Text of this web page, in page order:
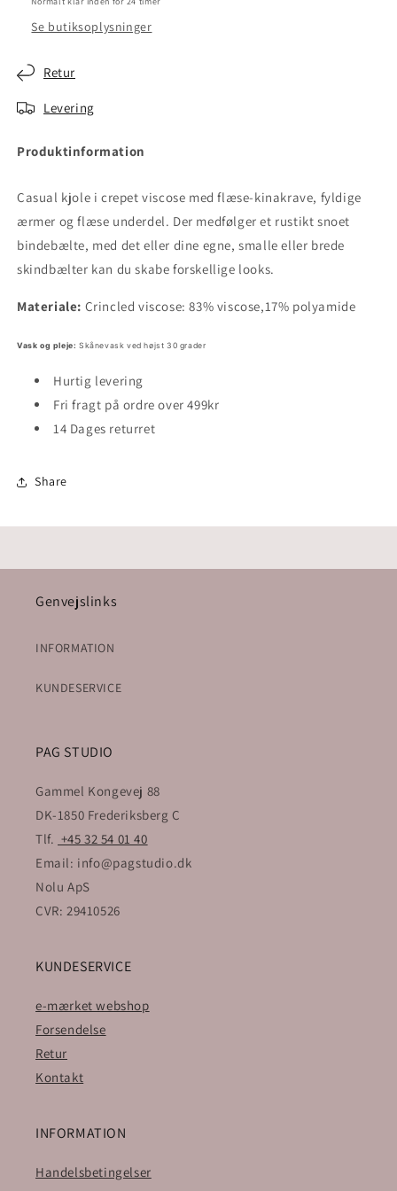
Se butiksoplysninger
Retur
Levering
Produktinformation
Casual kjole i crepet viscose med flæse-kinakrave, fyldige
ærmer og flæse underdel. Der medfølger et rustikt snoet
bindebælte, med det eller dine egne, smalle eller brede
skindbælter kan du skabe forskellige looks.
Materiale: Crincled viscose: 83% viscose,17% polyamide
Vask og pleje: Skånevask ved højst 30 grader
Hurtig levering
Fri fragt på ordre over 499kr
14 Dages returret
Share
Genvejslinks
INFORMATION
KUNDESERVICE
PAG STUDIO
Gammel Kongevej 88
DK-1850 Frederiksberg C
Tlf. +45 32 54 01 40
Email: info@pagstudio.dk
Nolu ApS
CVR: 29410526
KUNDESERVICE
e-mærket webshop
Forsendelse
Retur
Kontakt
INFORMATION
Handelsbetingelser